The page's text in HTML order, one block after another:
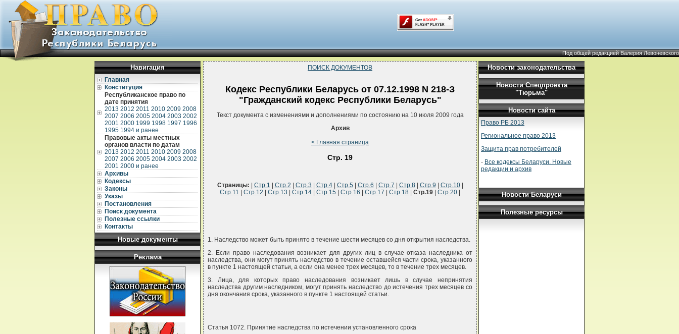
Под общей редакцией Валерия Левоневского
Навигация
Главная
Конституция
Республиканское право по
дате принятия
2013 2012 2011 2010 2009 2008
2007 2006 2005 2004 2003 2002
2001 2000 1999 1998 1997 1996
1995 1994 и ранее
Правовые акты местных
органов власти по датам
2013 2012 2011 2010 2009 2008
2007 2006 2005 2004 2003 2002
2001 2000 и ранее
Архивы
Кодексы
Законы
Указы
Постановления
Поиск документа
Полезные ссылки
Контакты
Новые документы
Реклама
ПОИСК ДОКУМЕНТОВ
Кодекс Республики Беларусь от 07.12.1998 N 218-З
"Гражданский кодекс Республики Беларусь"
Текст документа с изменениями и дополнениями по состоянию на 10 июля 2009 года
Архив
< Главная страница
Стр. 19
Страницы: Стр.1 Стр.2 Стр.3 Стр.4| Стр.5| Стр.6 Стр.7 Стр.8| Стр.9 Стр.10|
Стр.11
Стр.12 Стр.13 Стр.14 Стр.15 Стр.16 Стр.17 Стр.18 Стр.19 Стр.20
1. Наследство может быть принято в течение шести месяцев со дня открытия наследства.
2. Если право наследования возникает для других лиц в случае отказа наследника от
наследства, они могут принять наследство в течение оставшейся части срока, указанного
в пункте 1 настоящей статьи, а если она менее трех месяцев, то в течение трех месяцев.
3. Лица, для которых право наследования возникает лишь в случае непринятия
наследства другим наследником, могут принять наследство до истечения трех месяцев со
дня окончания срока, указанного в пункте 1 настоящей статьи.
Статья 1072. Принятие наследства по истечении установленного срока
Новости законодательства
Новости Спецпроекта
"Тюрьма"
Новости сайта
Право РБ 2013
Региональное право 2013
Защита прав потребителей
- Все кодексы Беларуси. Новые
редакции и архив
Новости Беларуси
Полезные ресурсы